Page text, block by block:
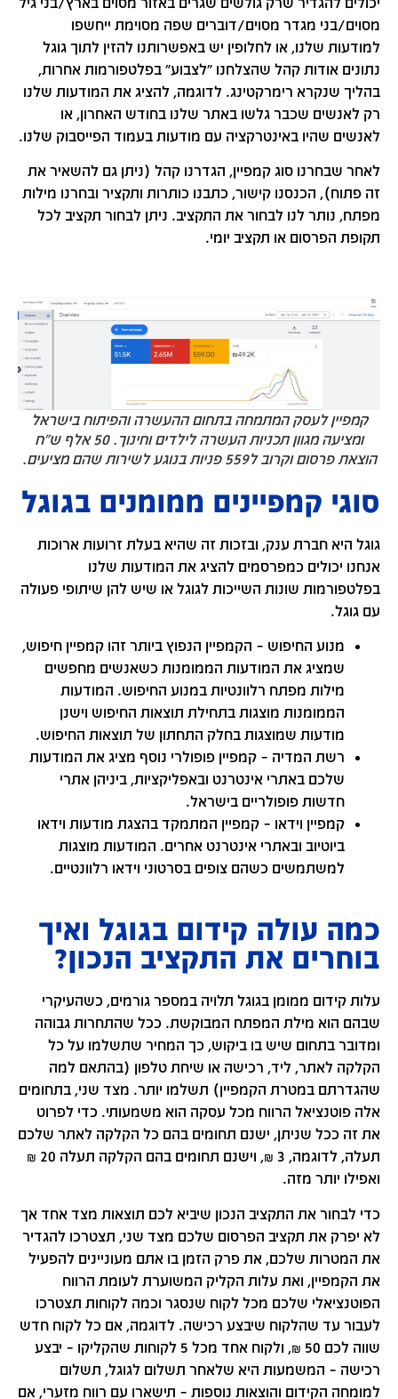
מסוים/בני מגדר מסוים/דוברים שפה מסוימת ייחשפו
למודעות שלנו, או לחלופין יש באפשרותנו להזין לתוך גוגל
נתונים אודות קהל שהצלחנו "לצבוע" בפלטפורמות אחרות,
בהליך שנקרא רימרקטינג. לדוגמה, להציג את המודעות שלנו
רק לאנשים שכבר גלשו באתר שלנו בחודש האחרון, או
לאנשים שהיו באינטרקציה עם מודעות בעמוד הפייסבוק שלנו.
לאחר שבחרנו סוג קמפיין, הגדרנו קהל (ניתן גם להשאיר את
זה פתוח), הכנסנו קישור, כתבנו כותרות ותקציר ובחרנו מילות
מפתח, נותר לנו לבחור את התקציב. ניתן לבחור תקציב לכל
תקופת הפרסום או תקציב יומי.
קמפיין לעסק המתמחה בתחום ההעשרה והפיתוח בישראל
ומציעה מגוון תכניות העשרה לילדים וחינוך. 50 אלף ש"ח
הוצאת פרסום וקרוב ל559 פניות בנוגע לשירות שהם מציעים.
סוגי קמפיינים ממומנים בגוגל
גוגל היא חברת ענק, ובזכות זה שהיא בעלת זרועות ארוכות
אנחנו יכולים כמפרסמים להציג את המודעות שלנו
בפלטפורמות שונות השייכות לגוגל או שיש להן שיתופי פעולה
עם גוגל.
מנוע החיפוש – הקמפיין הנפוץ ביותר זהו קמפיין חיפוש,
שמציג את המודעות הממומנות כשאנשים מחפשים
מילות מפתח רלוונטיות במנוע החיפוש. המודעות
הממומנות מוצגות בתחילת תוצאות החיפוש וישנן
מודעות שמוצגות בחלק התחתון של תוצאות החיפוש.
רשת המדיה – קמפיין פופולרי נוסף מציג את המודעות
שלכם באתרי אינטרנט ובאפליקציות, ביניהן אתרי
חדשות פופולריים בישראל.
קמפיין וידאו – קמפיין המתמקד בהצגת מודעות וידאו
ביוטיוב ובאתרי אינטרנט אחרים. המודעות מוצגות
למשתמשים כשהם צופים בסרטוני וידאו רלוונטיים.
כמה עולה קידום בגוגל ואיך
בוחרים את התקציב הנכון?
עלות קידום ממומן בגוגל תלויה במספר גורמים, כשהעיקרי
שבהם הוא מילת המפתח המבוקשת. ככל שהתחרות גבוהה
ומדובר בתחום שיש בו ביקוש, כך המחיר שתשלמו על כל
הקלקה לאתר, ליד, רכישה או שיחת טלפון (בהתאם למה
שהגדרתם במטרת הקמפיין) תשלמו יותר. מצד שני, בתחומים
אלה פוטנציאל הרווח מכל עסקה הוא משמעותי. כדי לפרוט
את זה ככל שניתן, ישנם תחומים בהם כל הקלקה לאתר שלכם
תעלה, לדוגמה, 3 ₪, וישנם תחומים בהם הקלקה תעלה 20 ₪
ואפילו יותר מזה.
כדי לבחור את התקציב הנכון שיביא לכם תוצאות מצד אחד אך
לא יפרק את תקציב הפרסום שלכם מצד שני, תצטרכו להגדיר
את המטרות שלכם, את פרק הזמן בו אתם מעוניינים להפעיל
את הקמפיין, ואת עלות הקליק המשוערת לעומת הרווח
הפוטנציאלי שלכם מכל לקוח שנסגר וכמה לקוחות תצטרכו
לעבור עד שהלקוח שיבצע רכישה. לדוגמה, אם כל לקוח חדש
שווה לכם 50 ₪, ולקוח אחד מכל 5 לקוחות שהקליקו – יבצע
רכישה – המשמעות היא שלאחר תשלום לגוגל, תשלום
למומחה הקידום והוצאות נוספות – תישארו עם רווח מזערי, אם